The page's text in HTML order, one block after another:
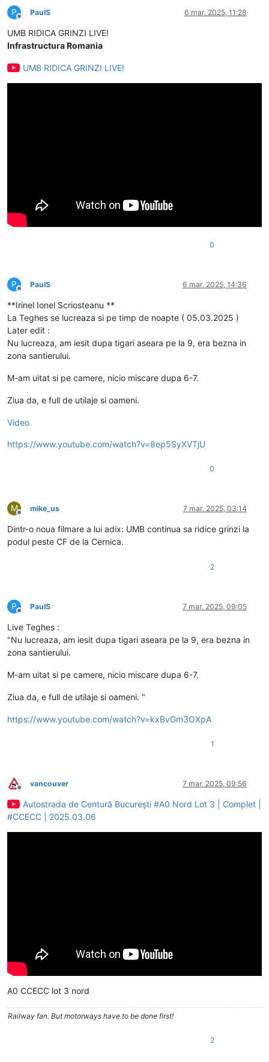
P
Deconectat
PaulS 6 mar. 2025, 11:28
UMB RIDICA GRINZI LIVE!
Infrastructura Romania
UMB RIDICA GRINZI LIVE!
0
P
Deconectat
PaulS 6 mar. 2025, 14:36
**Irinel Ionel Scriosteanu **
La Teghes se lucreaza si pe timp de noapte ( 05.03.2025 )
Later edit :
Nu lucreaza, am iesit dupa tigari aseara pe la 9, era bezna in
zona santierului.
M-am uitat si pe camere, nicio miscare dupa 6-7.
Ziua da, e full de utilaje si oameni.
Video
https://www.youtube.com/watch?v=8ep5SyXVTjU
0
M
Deconectat
mike_us 7 mar. 2025, 03:14
Dintr-o noua filmare a lui adix: UMB continua sa ridice grinzi la
podul peste CF de la Cernica.
2
P
Deconectat
PaulS 7 mar. 2025, 09:05
Live Teghes :
"Nu lucreaza, am iesit dupa tigari aseara pe la 9, era bezna in
zona santierului.
M-am uitat si pe camere, nicio miscare dupa 6-7.
Ziua da, e full de utilaje si oameni. "
https://www.youtube.com/watch?v=kxBvGm3OXpA
1
Deconectat
vancouver 7 mar. 2025, 09:56
Autostrada de Centură București #A0 Nord Lot 3 | Complet |
#CCECC | 2025.03.06
A0 CCECC lot 3 nord
Railway fan. But motorways have to be done first!
2